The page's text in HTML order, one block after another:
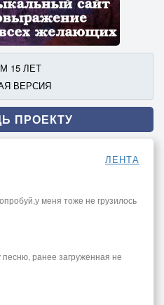
15 ЛЕТ
ВЕРСИЯ
ПРОЕКТУ
ЛЕНТА
меня тоже не грузилось
песню, ранее загруженная не